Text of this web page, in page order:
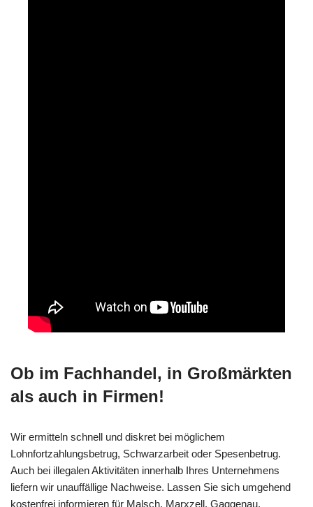
Ob im Fachhandel, in Großmärkten
als auch in Firmen!
Wir ermitteln schnell und diskret bei möglichem
Lohnfortzahlungsbetrug, Schwarzarbeit oder Spesenbetrug.
Auch bei illegalen Aktivitäten innerhalb Ihres Unternehmens
liefern wir unauffällige Nachweise. Lassen Sie sich umgehend
kostenfrei informieren für Malsch, Marxzell, Gaggenau,